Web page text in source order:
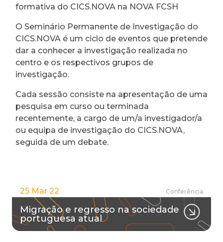
formativa do CICS.NOVA na NOVA FCSH
O Seminário Permanente de Investigação do
CICS.NOVA é um ciclo de eventos que pretende
dar a conhecer a investigação realizada no
centro e os respectivos grupos de
investigação.
Cada sessão consiste na apresentação de uma
pesquisa em curso ou terminada
recentemente, a cargo de um/a investigador/a
ou equipa de investigação do CICS.NOVA,
seguida de um debate.
25 Mar 22 Conferência
Migração e regresso na sociedade
portuguesa atual